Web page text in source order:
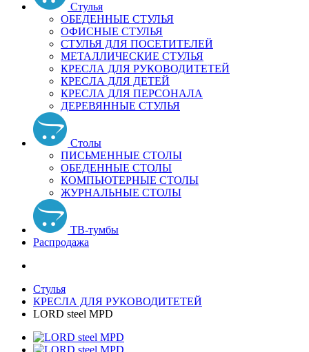
Стулья
ОБЕДЕННЫЕ СТУЛЬЯ
ОФИСНЫЕ СТУЛЬЯ
СТУЛЬЯ ДЛЯ ПОСЕТИТЕЛЕЙ
МЕТАЛЛИЧЕСКИЕ СТУЛЬЯ
КРЕСЛА ДЛЯ РУКОВОДИТЕТЕЙ
КРЕСЛА ДЛЯ ДЕТЕЙ
КРЕСЛА ДЛЯ ПЕРСОНАЛА
ДЕРЕВЯННЫЕ СТУЛЬЯ
Столы
ПИСЬМЕННЫЕ СТОЛЫ
ОБЕДЕННЫЕ СТОЛЫ
КОМПЬЮТЕРНЫЕ СТОЛЫ
ЖУРНАЛЬНЫЕ СТОЛЫ
ТВ-тумбы
Распродажа
Стулья
КРЕСЛА ДЛЯ РУКОВОДИТЕТЕЙ
LORD steel MPD